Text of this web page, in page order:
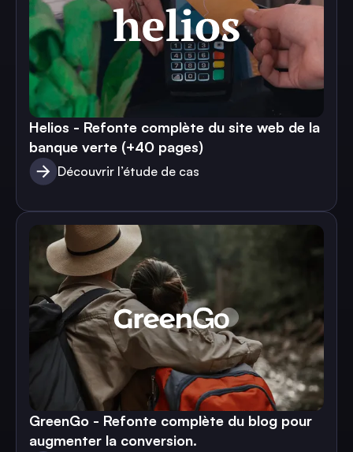
Helios - Refonte complète du site web de la
banque verte (+40 pages)
Découvrir l’étude de cas
GreenGo - Refonte complète du blog pour
augmenter la conversion.